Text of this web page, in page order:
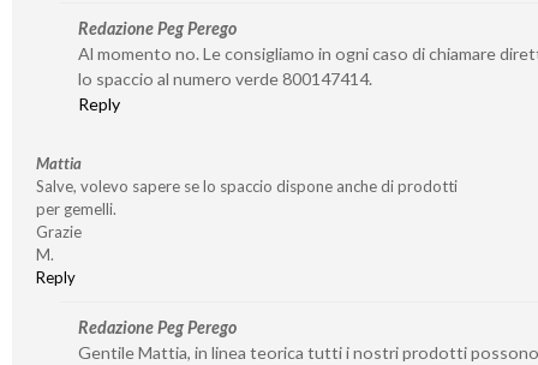
Redazione Peg Perego
Al momento no. Le consigliamo in ogni caso di chiamare
lo spaccio al numero verde 800147414.
Reply
Mattia
Salve, volevo sapere se lo spaccio dispone anche di prodotti
per gemelli.
Grazie
M.
Reply
Redazione Peg Perego
Gentile Mattia, in linea teorica tutti i nostri prodotti